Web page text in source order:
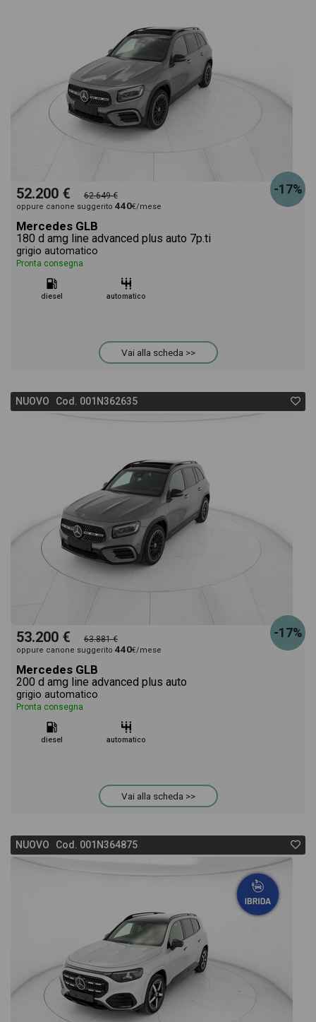
-17%
52.200 € 62.649 €
oppure canone suggerito 440€/mese
Mercedes GLB
180 d amg line advanced plus auto 7p.ti
grigio automatico
Pronta consegna
diesel automatico
Vai alla scheda >>
NUOVO Cod. 001N362635
-17%
53.200 € 63.881 €
oppure canone suggerito 440€/mese
Mercedes GLB
200 d amg line advanced plus auto
grigio automatico
Pronta consegna
diesel automatico
Vai alla scheda >>
NUOVO Cod. 001N364875